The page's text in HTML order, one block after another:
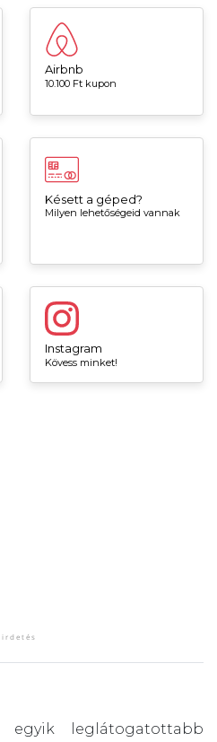
Airbnb
10.100 Ft kupon
Késett a géped?
Milyen lehetőségeid vannak
Instagram
Kövess minket!
egyik leglátogatottabb